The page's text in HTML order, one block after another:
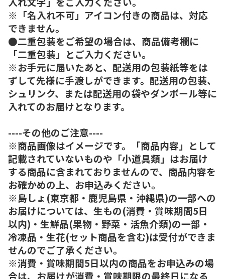
※「名入れ不可」アイコン付きの商品は、対応
できません。
●二重包装をご希望の場合は、商品備考欄に
「二重包装」とご入力ください。
※お手元に届いたあと、配送用の包装紙等をは
ずして先様に手渡しができます。配送用の包装、
シュリンク、または配送用の袋やダンボール等に
入れてのお届けとなります。
----その他のご注意----
※商品画像はイメージです。「商品内容」として
記載されていないものや「小道具類」はお届け
する商品に含まれておりませんので、商品内容を
お確かめの上、お申込みください。
※島しょ(東京都・鹿児島県・沖縄県)の一部への
お届けについては、生もの(消費・賞味期間5日
以内)・生鮮品(果物・野菜・活魚介類)の一部・
冷凍品・生花(セット商品を含む)は受付ができま
せんのでご了承ください。
※消費・賞味期間5日以内の商品をお申込みの場
合は、お届けが消費・賞味期限の最終日になる